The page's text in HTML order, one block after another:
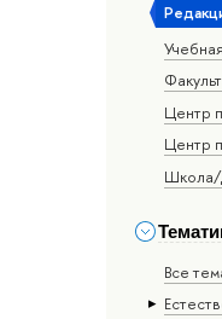
Центр
Центр
Школа/
Все